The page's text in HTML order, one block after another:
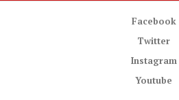
Facebook
Twitter
Instagram
Youtube